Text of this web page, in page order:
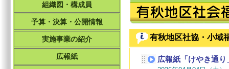
組織図・構成員
予算・決算・公開情報
実施事業の紹介
広報紙
有秋地区社協・小域